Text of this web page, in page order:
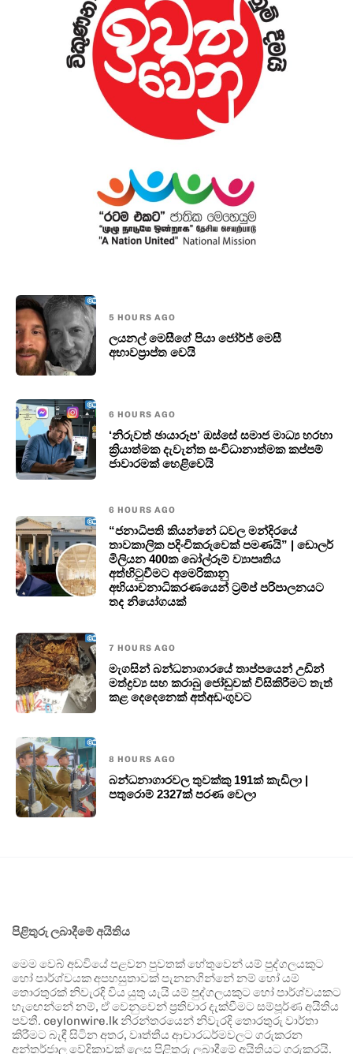
5 HOURS AGO
ලයනල් මෙසීගේ පියා ජෝර්ජ් මෙසී
අභාවප්‍රාප්ත වෙයි
6 HOURS AGO
‘නිරුවත් ඡායාරූප’ ඔස්සේ සමාජ මාධ්‍ය හරහා
ක්‍රියාත්මක දැවැන්ත සංවිධානාත්මක කප්පම්
ජාවාරමක් හෙළිවෙයි
6 HOURS AGO
“ජනාධිපති කියන්නේ ධවල මන්දිරයේ
තාවකාලික පදිංචිකරුවෙක් පමණයි” | ඩොලර්
මිලියන 400ක බෝල්රූම් ව්‍යාපෘතිය
අත්හිටුවීමට අමෙරිකානු
අභියාචනාධිකරණයෙන් ට්‍රම්ප් පරිපාලනයට
තද නියෝගයක්
7 HOURS AGO
මැගසින් බන්ධනාගාරයේ තාප්පයෙන් උඩින්
මත්ද්‍රව්‍ය සහ කරාබු ජෝඩුවක් විසිකිරීමට තැත්
කළ දෙදෙනෙක් අත්අඩංගුවට
8 HOURS AGO
බන්ධනාගාරවල තුවක්කු 191ක් කැඩිලා |
පතුරොම් 2327ක් පරණ වෙලා
පිළිතුරු ලබාදීමේ අයිතිය
මෙම වෙබ් අඩවියේ පළවන පුවතක් හේතුවෙන් යම් පුද්ගලයකුට
හෝ පාර්ශ්වයක අපහසුතාවක් පැනනගින්නේ නම් හෝ යම්
තොරතුරක් නිවැරදි විය යුතු යැයි යම් පුද්ගලයකුට හෝ පාර්ශ්වයකට
හැඟෙන්නේ නම්, ඒ වෙනුවෙන් ප්‍රතිචාර දැක්වීමට සම්පූර්ණ අයිතිය
පවතී. ceylonwire.lk නිරන්තරයෙන් නිවැරදි තොරතුරු වාර්තා
කිරීමට බැඳී සිටින අතර, වෘත්තීය ආචාරධර්මවලට ගරුකරන
අන්තර්ජාල වේදිකාවක් ලෙස පිළිතුරු ලබාදීමේ අයිතියට ගරුකරයි.